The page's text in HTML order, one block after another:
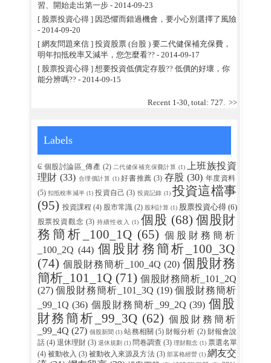
習、開始走出第一步 - 2014-09-23
[ 股票投資心得 ] 因恐懼而錯過機會，要小心別選擇了風險
- 2014-09-20
[ 網友問題來信 ] 投資股票 (台股 ) 要二代健保補充保費，
明年扣抵稅率又減半，您怎麼看??- 2014-09-17
[ 股票投資心得 ] 想要投資低價定存股?? 低價的好壞，你
能分辨嗎??- 2014-09-15
Recent 1-30, total: 727. >>
Labels
₢ 個股討論區_傳產 (2) 二代健保補充保費計算 (1)
上班族投資
理財 (33) 合理價計算 (1) 好書推薦 (3) 存股 (30) 年度資料
(5) 扣抵稅率減半 (1) 投資自己 (3) 投資記錄 (1) 投資這檔事
(95) 投資課程 (4) 股市常識 (2) 股利計算 (1) 股票投資心得 (6)
股票投資觀念 (3) 持續性收入 (1) 個股 (68) 個股財
務簡析_100_1Q (65) 個股財務簡析
_100_2Q (44) 個股財務簡析_100_3Q
(74) 個股財務簡析_100_4Q (20) 個股財務
簡析_101_1Q (71) 個股財務簡析_101_2Q
(27) 個股財務簡析_101_3Q (19) 個股財務簡析
_99_1Q (36) 個股財務簡析_99_2Q (39) 個股
財務簡析_99_3Q (62) 個股財務簡析
_99_4Q (27) 個股新聞 (1) 站務相關 (5) 財報分析 (2) 財報會說
話 (4) 退休理財 (3) 退休規劃 (1) 問卷調查 (3) 理財觀念 (1) 票選名單
(4) 被動收入 (3) 被動收入來源及方法 (3) 部茖格經營 (1) 網友交